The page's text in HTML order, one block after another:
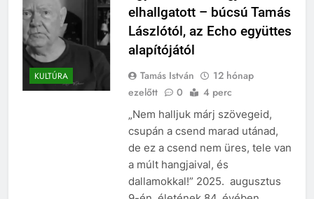
KULTÚRA
elhallgatott – búcsú Tamás
Lászlótól, az Echo együttes
alapítójától
Tamás István
12 hónap
ezelőtt
0 4 perc
„Nem halljuk márj szövegeid,
csupán a csend marad utánad,
de ez a csend nem üres, tele van
a múlt hangjaival, és
dallamokkal!” 2025. augusztus